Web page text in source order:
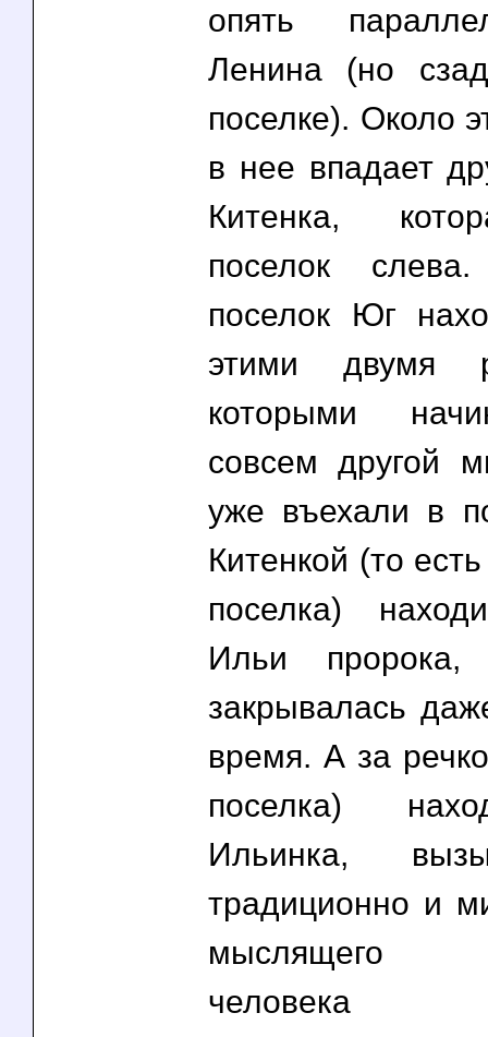
опять
Ленина (но
поселке). Около
в нее впадает
Китенка,
поселок
поселок Юг
этими двумя
которыми
совсем другой
уже въехали в
Китенкой (то
поселка)
Ильи пророка,
закрывалась
время. А за
поселка)
Ильинка,
традиционно и
мыслящего
человека